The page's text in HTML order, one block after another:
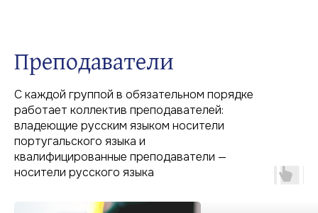
Преподаватели
С каждой группой в обязательном порядке
работает коллектив преподавателей:
владеющие русским языком носители
португальского языка и
квалифицированные преподаватели —
носители русского языка
Динамичное обучение
Начните обучение